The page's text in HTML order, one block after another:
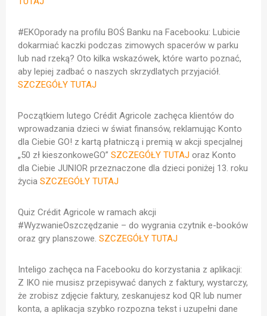
#EKOporady na profilu BOŚ Banku na Facebooku: Lubicie
dokarmiać kaczki podczas zimowych spacerów w parku
lub nad rzeką? Oto kilka wskazówek, które warto poznać,
aby lepiej zadbać o naszych skrzydlatych przyjaciół.
SZCZEGÓŁY TUTAJ
Początkiem lutego Crédit Agricole zachęca klientów do
wprowadzania dzieci w świat finansów, reklamując Konto
dla Ciebie GO! z kartą płatniczą i premią w akcji specjalnej
„50 zł kieszonkoweGO” SZCZEGÓŁY TUTAJ oraz Konto
dla Ciebie JUNIOR przeznaczone dla dzieci poniżej 13. roku
życia SZCZEGÓŁY TUTAJ
Quiz Crédit Agricole w ramach akcji
#WyzwanieOszczędzanie – do wygrania czytnik e-booków
oraz gry planszowe. SZCZEGÓŁY TUTAJ
Inteligo zachęca na Facebooku do korzystania z aplikacji:
Z IKO nie musisz przepisywać danych z faktury, wystarczy,
że zrobisz zdjęcie faktury, zeskanujesz kod QR lub numer
konta, a aplikacja szybko rozpozna tekst i uzupełni dane